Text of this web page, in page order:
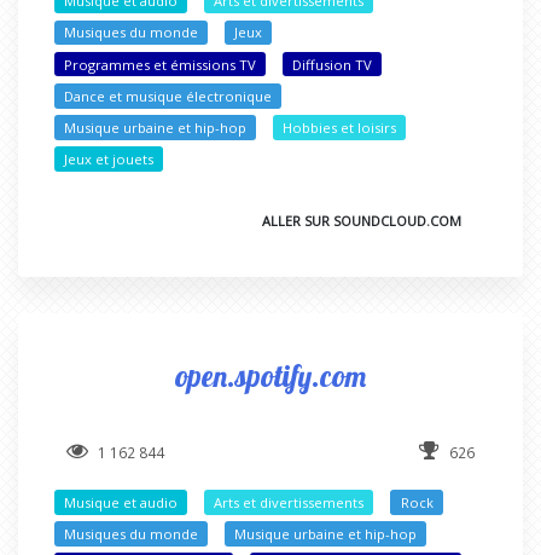
Musiques du monde
Jeux
Programmes et émissions TV
Diffusion TV
Dance et musique électronique
Musique urbaine et hip-hop
Hobbies et loisirs
Jeux et jouets
ALLER SUR SOUNDCLOUD.COM
open.spotify.com
1 162 844 626
Musique et audio Arts et divertissements
Rock
Musiques du monde
Musique urbaine et hip-hop